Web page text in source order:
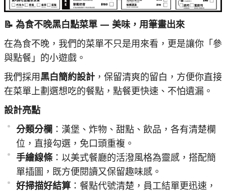
📝 為食不晚黑白點菜單 — 美味，用筆畫出來
在為食不晚，我們的菜單不只是用來看，更是讓你「參
與點餐」的小遊戲。
我們採用黑白簡約設計 ，保留清爽的留白，方便你直接
在菜單上劃選想吃的餐點，點餐更快速、不怕遺漏。
設計亮點
分類分欄 ：漢堡、炸物、甜點、飲品，各有清楚欄
位，直接勾選，免口頭重複。
手繪線條 ：以美式餐廳的活潑風格為靈感，搭配簡
單插圖，既方便閱讀又保留趣味感。
好掃描好結算 ：餐點代號清楚，員工結單更迅速，